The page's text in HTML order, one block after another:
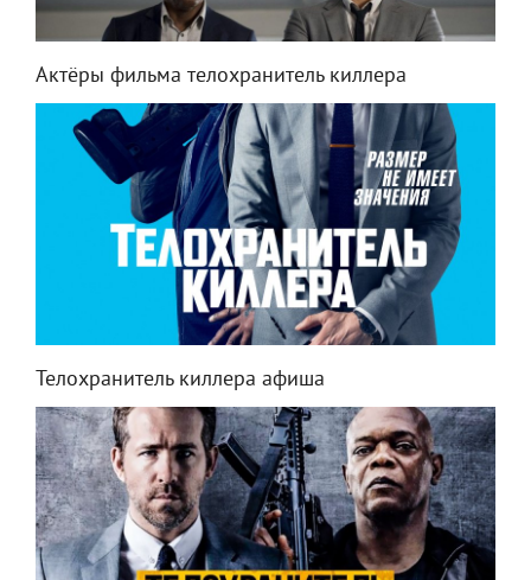
Актёры фильма телохранитель киллера
Телохранитель киллера афиша